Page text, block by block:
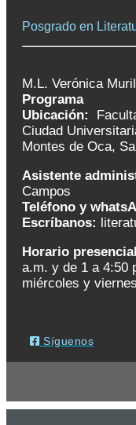
Posgrado en
M.L. Verónica
Programa
Ubicación:
Ciudad
Montes de Oca,
Asistente
Campos
Teléfono y
Escríbanos:
Horario
a.m. y de 1 a 4:50
miércoles y
Síguenos